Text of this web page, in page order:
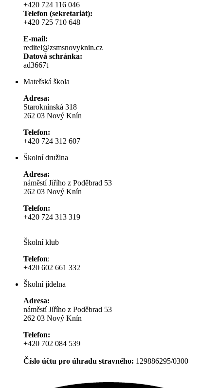
+420 724 116 046
Telefon (sekretariát):
+420 725 710 648
E-mail:
reditel@zsmsnovyknin.cz
Datová schránka:
ad3667t
Mateřská škola
Adresa:
Staroknínská 318
262 03 Nový Knín
Telefon:
+420 724 312 607
Školní družina
Adresa:
náměstí Jiřího z Poděbrad 53
262 03 Nový Knín
Telefon:
+420 724 313 319
Školní klub
Telefon:
+420 602 661 332
Školní jídelna
Adresa:
náměstí Jiřího z Poděbrad 53
262 03 Nový Knín
Telefon:
+420 702 084 539
Číslo účtu pro úhradu stravného: 129886295/0300